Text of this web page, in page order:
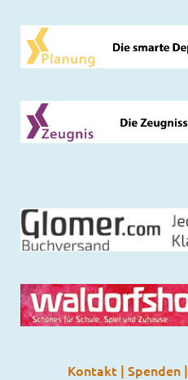
Kontakt | Spenden |